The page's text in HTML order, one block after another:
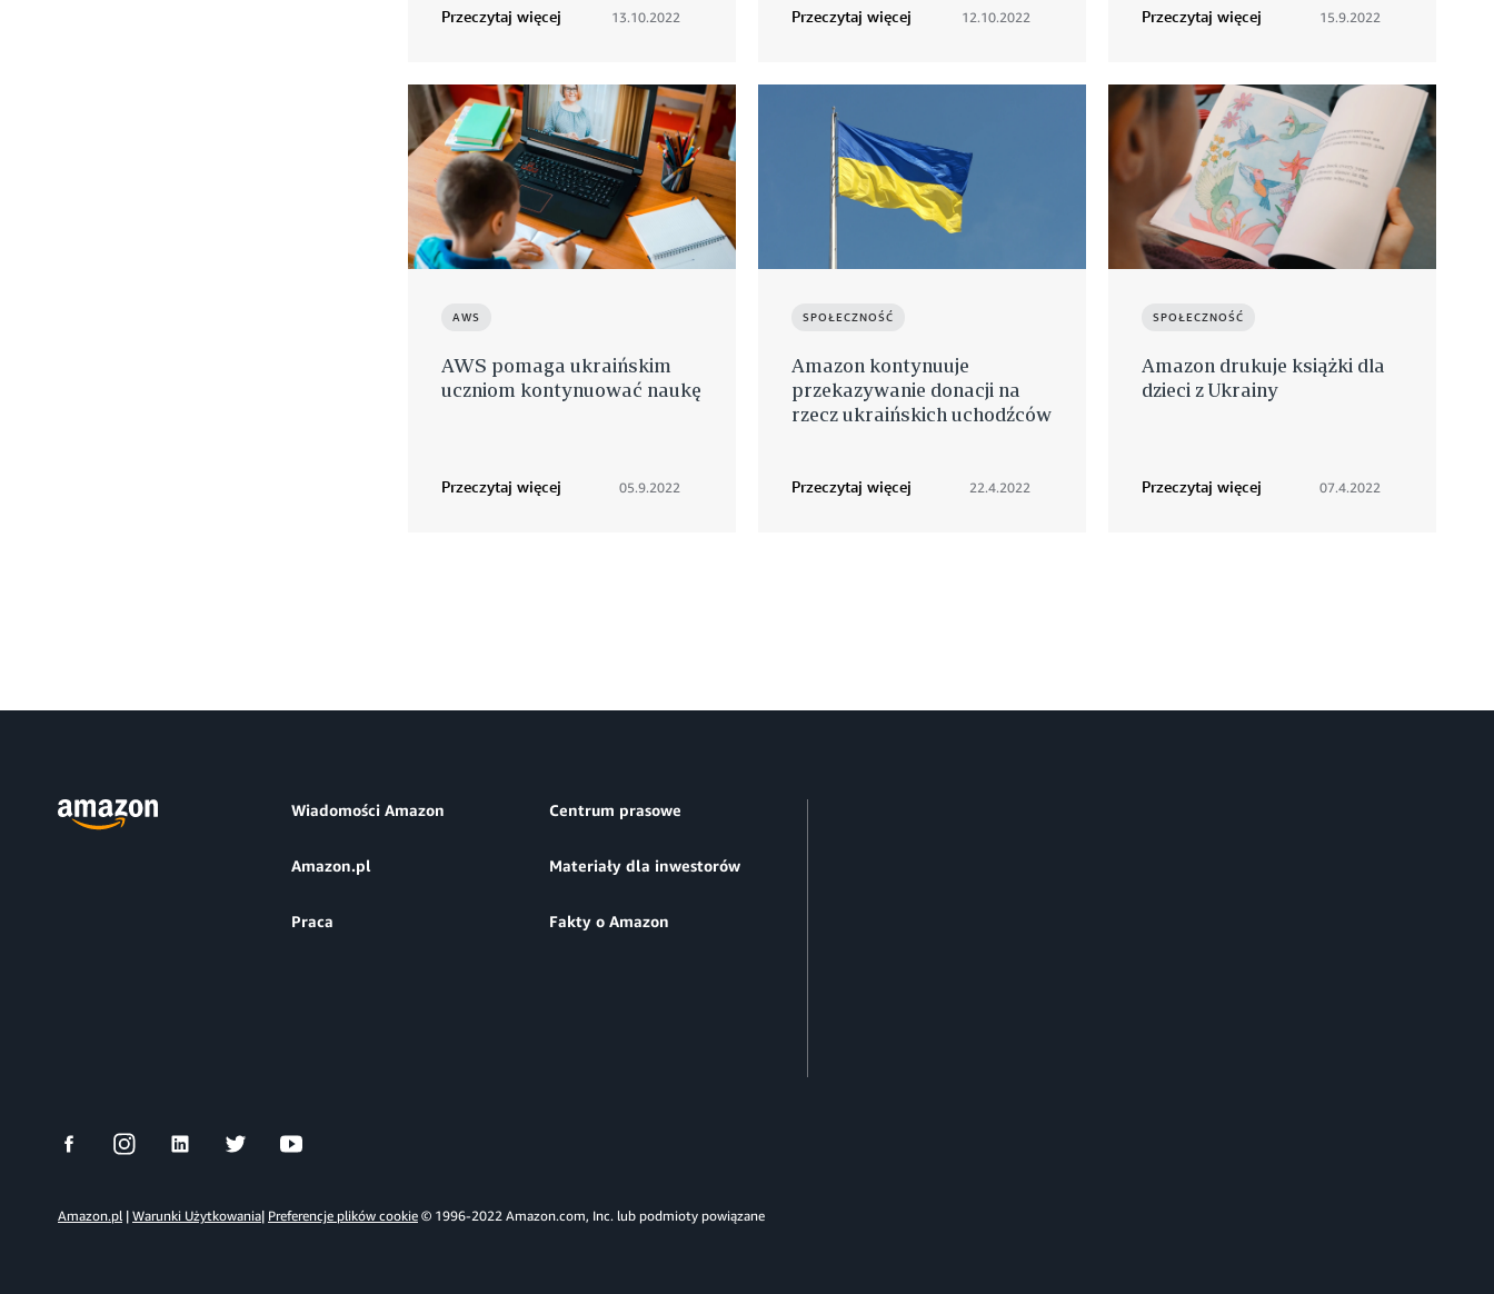
Przeczytaj więcej 13.10.2022 Przeczytaj więcej 12.10.2022 Przeczytaj więcej 15.9.2022
AWS
AWS pomaga ukraińskim
uczniom kontynuować naukę
Przeczytaj więcej 05.9.2022
SPOŁECZNOŚĆ
Amazon kontynuuje
przekazywanie donacji na
rzecz ukraińskich uchodźców
Przeczytaj więcej 22.4.2022
SPOŁECZNOŚĆ
Amazon drukuje książki dla
dzieci z Ukrainy
Przeczytaj więcej 07.4.2022
Wiadomości Amazon Centrum prasowe
Amazon.pl Materiały dla inwestorów
Praca Fakty o Amazon
Amazon.pl | Warunki Użytkowania| Preferencje plików cookie © 1996-2022 Amazon.com, Inc. lub podmioty powiązane